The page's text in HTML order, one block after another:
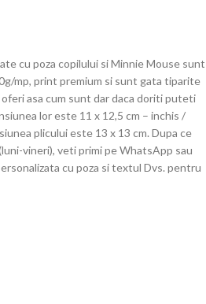
cu poza copilului si Minnie Mouse sunt
mp, print premium si sunt gata tiparite
asa cum sunt dar daca doriti puteti
lor este 11 x 12,5 cm – inchis /
plicului este 13 x 13 cm. Dupa ce
vineri), veti primi pe WhatsApp sau
cu poza si textul Dvs. pentru